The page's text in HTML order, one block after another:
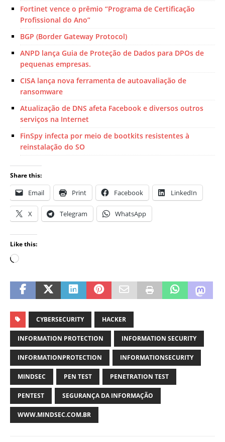
Fortinet vence o prêmio “Programa de Certificação
Profissional do Ano”
BGP (Border Gateway Protocol)
ANPD lança Guia de Proteção de Dados para DPOs de
pequenas empresas.
CISA lança nova ferramenta de autoavaliação de
ransomware
Atualização de DNS afeta Facebook e diversos outros
serviços na Internet
FinSpy infecta por meio de bootkits resistentes à
reinstalação do SO
Share this:
Email Print Facebook LinkedIn
X Telegram WhatsApp
Like this:
CYBERSECURITY HACKER
INFORMATION PROTECTION INFORMATION SECURITY
INFORMATIONPROTECTION INFORMATIONSECURITY
MINDSEC PEN TEST PENETRATION TEST
PENTEST SEGURANÇA DA INFORMAÇÃO
WWW.MINDSEC.COM.BR